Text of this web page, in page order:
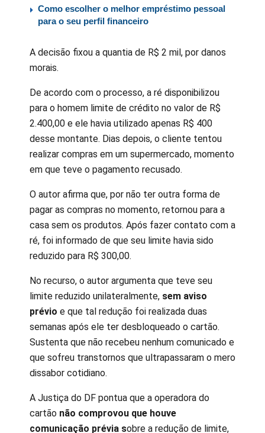
Como escolher o melhor empréstimo pessoal
para o seu perfil financeiro
A decisão fixou a quantia de R$ 2 mil, por danos
morais.
De acordo com o processo, a ré disponibilizou
para o homem limite de crédito no valor de R$
2.400,00 e ele havia utilizado apenas R$ 400
desse montante. Dias depois, o cliente tentou
realizar compras em um supermercado, momento
em que teve o pagamento recusado.
O autor afirma que, por não ter outra forma de
pagar as compras no momento, retornou para a
casa sem os produtos. Após fazer contato com a
ré, foi informado de que seu limite havia sido
reduzido para R$ 300,00.
No recurso, o autor argumenta que teve seu
limite reduzido unilateralmente, sem aviso
prévio e que tal redução foi realizada duas
semanas após ele ter desbloqueado o cartão.
Sustenta que não recebeu nenhum comunicado e
que sofreu transtornos que ultrapassaram o mero
dissabor cotidiano.
A Justiça do DF pontua que a operadora do
cartão não comprovou que houve
comunicação prévia sobre a redução de limite,